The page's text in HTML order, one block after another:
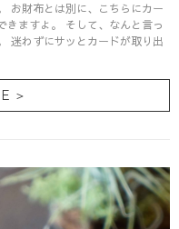
お財布とは別に、こちらにカー
きますよ。 そして、なんと言っ
迷わずにサッとカードが取り出
＞